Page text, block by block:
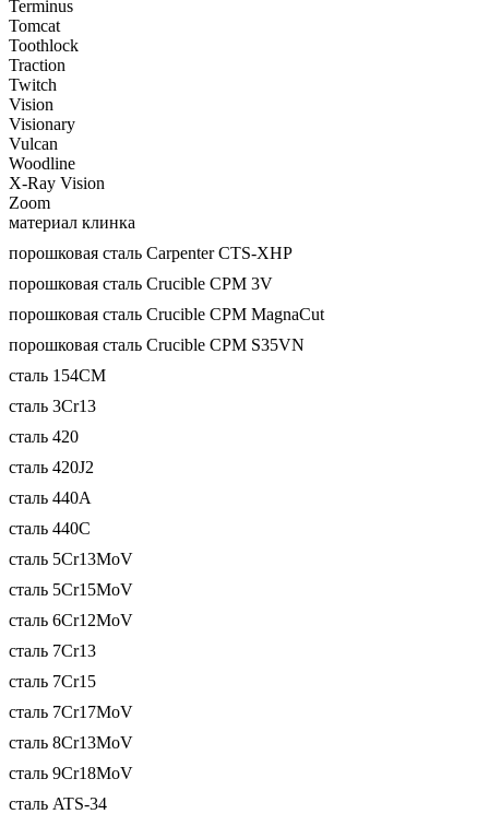
Terminus
Tomcat
Toothlock
Traction
Twitch
Vision
Visionary
Vulcan
Woodline
X-Ray Vision
Zoom
материал клинка
порошковая сталь Carpenter CTS-XHP
порошковая сталь Crucible CPM 3V
порошковая сталь Crucible CPM MagnaCut
порошковая сталь Crucible CPM S35VN
сталь 154CM
сталь 3Cr13
сталь 420
сталь 420J2
сталь 440A
сталь 440C
сталь 5Cr13MoV
сталь 5Cr15MoV
сталь 6Cr12MoV
сталь 7Cr13
сталь 7Cr15
сталь 7Cr17MoV
сталь 8Cr13MoV
сталь 9Cr18MoV
сталь ATS-34